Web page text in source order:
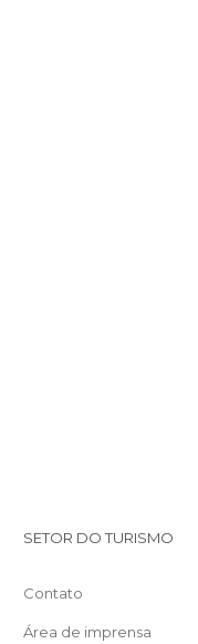
SETOR DO TURISMO
Contato
Área de imprensa